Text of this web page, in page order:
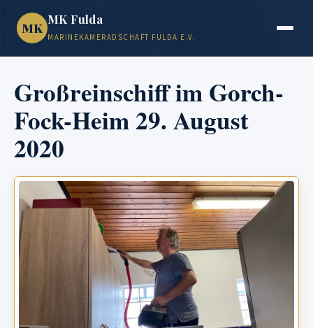
MK
MK Fulda
MARINEKAMERADSCHAFT FULDA E.V.
Großreinschiff im Gorch-
Fock-Heim 29. August 2020
Großreinschiff im Gorch-
Fock-Heim 29. August
2020